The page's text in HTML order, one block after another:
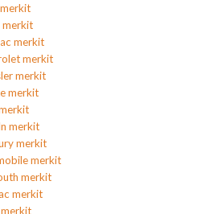
merkit
merkit
merkit
merkit
merkit
merkit
merkit
merkit
merkit
merkit